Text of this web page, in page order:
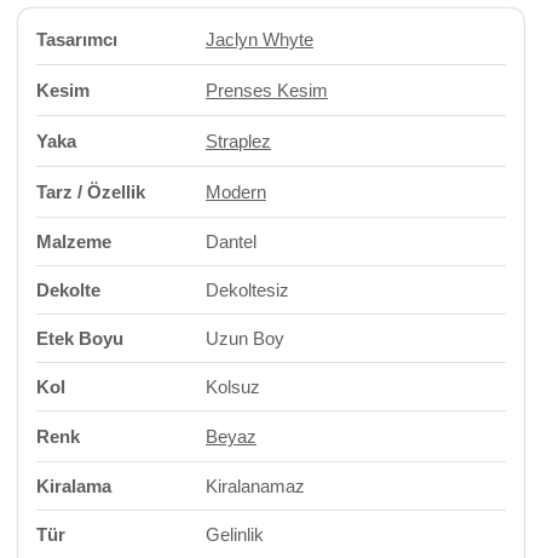
Tasarımcı Jaclyn Whyte
Kesim Prenses Kesim
Yaka Straplez
Tarz / Özellik Modern
Malzeme Dantel
Dekolte Dekoltesiz
Etek Boyu Uzun Boy
Kol Kolsuz
Renk Beyaz
Kiralama Kiralanamaz
Tür Gelinlik